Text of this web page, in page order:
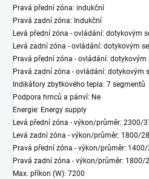
Pravá přední zóna: indukční
Pravá zadní zóna: Indukční
Levá přední zóna - ovládání: dotykovým
Levá zadní zóna - ovládání: dotykovým
Pravá přední zóna - ovládání: dotykovým
Pravá zadní zóna - ovládání: dotykovým
Indikátory zbytkového tepla: 7 segmentů
Podpora hrnců a pánví: Ne
Energie: Energy supply
Levá přední zóna - výkon/průměr: 2300/
Levá zadní zóna - výkon/průměr: 1800/
Pravá přední zóna - výkon/průměr:
Pravá zadní zóna - výkon/průměr:
Max. příkon (W): 7200